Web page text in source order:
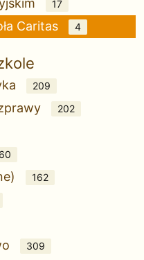
17
Caritas 4
209
202
60
162
309